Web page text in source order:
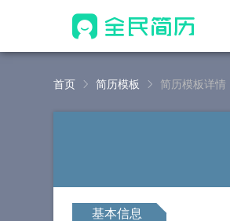
首页 简历模板 简历模板详情
基本信息